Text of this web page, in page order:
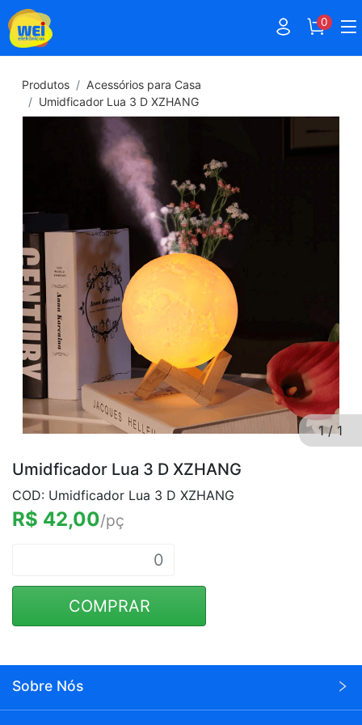
0
Produtos
Acessórios para Casa
Umidficador Lua 3 D XZHANG
1/1
Umidficador Lua 3 D XZHANG
COD: Umidficador Lua 3 D XZHANG
R$ 42,00/pç
COMPRAR
Sobre Nós